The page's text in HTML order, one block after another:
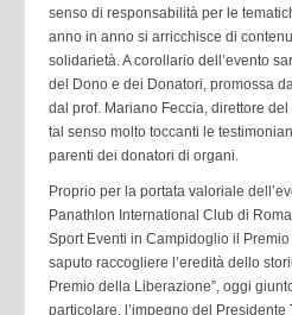
senso di responsabilità per le
anno in anno si arricchisce di
solidarietà. A corollario dell’evento
del Dono e dei Donatori, promossa
dal prof. Mariano Feccia, direttore
tal senso molto toccanti le
parenti dei donatori di organi.
Proprio per la portata valoriale
Panathlon International Club di
Sport Eventi in Campidoglio il Premio
saputo raccogliere l’eredità dello
Premio della Liberazione”, oggi
particolare, l’impegno del Presidente